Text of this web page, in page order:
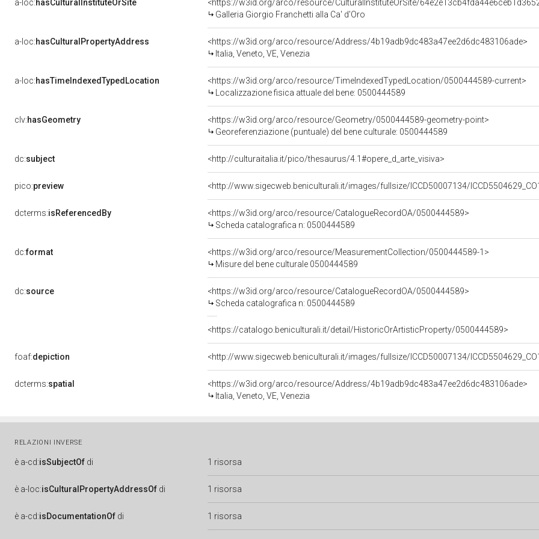
a-loc:hasCulturalInstituteOrSite
<https://w3id.org/arco/resource/CulturalInstituteOrSite/
Galleria Giorgio Franchetti alla Ca' d'Oro
a-loc:hasCulturalPropertyAddress
<https://w3id.org/arco/resource/Address/4b19adb9dc483a47ee2d6dc483106ade>
Italia, Veneto, VE, Venezia
a-loc:hasTimeIndexedTypedLocation
<https://w3id.org/arco/resource/TimeIndexedTypedLocation/0500444589-current>
Localizzazione fisica attuale del bene: 0500444589
clv:hasGeometry
<https://w3id.org/arco/resource/Geometry/0500444589-geometry-point>
Georeferenziazione (puntuale) del bene culturale: 0500444589
dc:subject <http://culturaitalia.it/pico/thesaurus/4.1#opere_d_arte_visiva>
pico:preview <http://www.sigecweb.beniculturali.it/images/fullsize/ICCD50007134/
dcterms:isReferencedBy
<https://w3id.org/arco/resource/CatalogueRecordOA/0500444589>
Scheda catalografica n: 0500444589
dc:format
<https://w3id.org/arco/resource/MeasurementCollection/0500444589-1>
Misure del bene culturale 0500444589
dc:source
<https://w3id.org/arco/resource/CatalogueRecordOA/0500444589>
Scheda catalografica n: 0500444589
<https://catalogo.beniculturali.it/detail/HistoricOrArtisticProperty/0500444589>
foaf:depiction <http://www.sigecweb.beniculturali.it/images/fullsize/ICCD50007134/
dcterms:spatial
<https://w3id.org/arco/resource/Address/4b19adb9dc483a47ee2d6dc483106ade>
Italia, Veneto, VE, Venezia
RELAZIONI INVERSE
è a-cd:isSubjectOf di 1 risorsa
è a-loc:isCulturalPropertyAddressOf di 1 risorsa
è a-cd:isDocumentationOf di 1 risorsa